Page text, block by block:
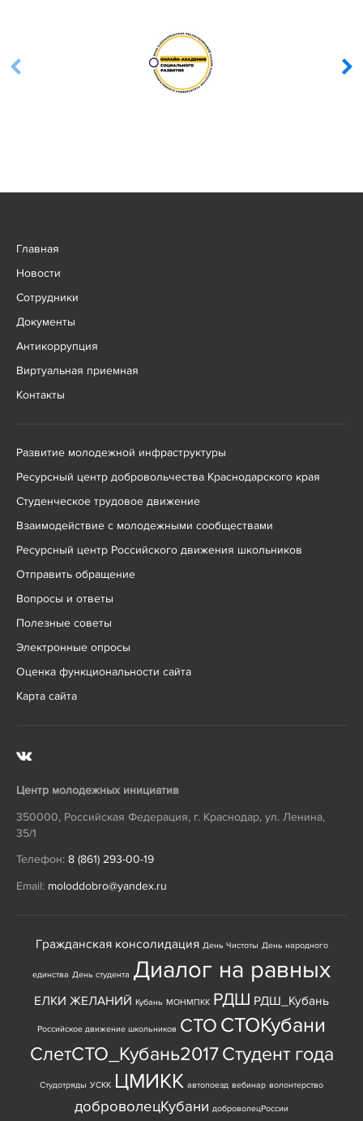
Главная
Новости
Сотрудники
Документы
Антикоррупция
Виртуальная приемная
Контакты
Развитие молодежной инфраструктуры
Ресурсный центр добровольчества Краснодарского края
Студенческое трудовое движение
Взаимодействие с молодежными сообществами
Ресурсный центр Российского движения школьников
Отправить обращение
Вопросы и ответы
Полезные советы
Электронные опросы
Оценка функциональности сайта
Карта сайта
Центр молодежных инициатив
350000, Российская Федерация, г. Краснодар, ул. Ленина,
35/1
Телефон: 8 (861) 293-00-19
Email: moloddobro@yandex.ru
Гражданская консолидация День Чистоты День народного
единства День студента Диалог на равных
ЕЛКИ ЖЕЛАНИЙ Кубань МОНМПКК РДШ РДШ_Кубань
Российское движение школьников СТО СТОКубани
СлетСТО_Кубань2017Студент года
Студотряды УСКК ЦМИКК автопоезд вебинар волонтерство
доброволецКубани доброволецРоссии